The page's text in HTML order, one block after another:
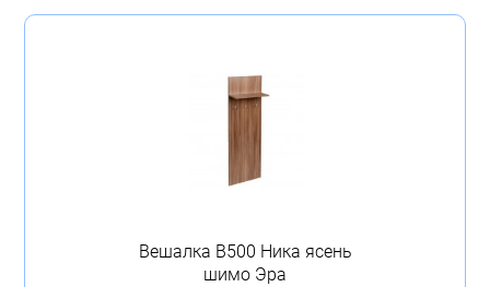
Вешалка В500 Ника ясень
шимо Эра